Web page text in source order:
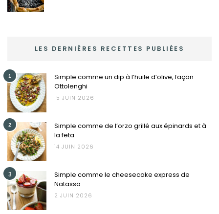
LES DERNIÈRES RECETTES PUBLIÉES
1
Simple comme un dip à l’huile d’olive, façon
Ottolenghi
15 JUIN 2026
2
Simple comme de l’orzo grillé aux épinards et à
la feta
14 JUIN 2026
3
Simple comme le cheesecake express de
Natassa
2 JUIN 2026